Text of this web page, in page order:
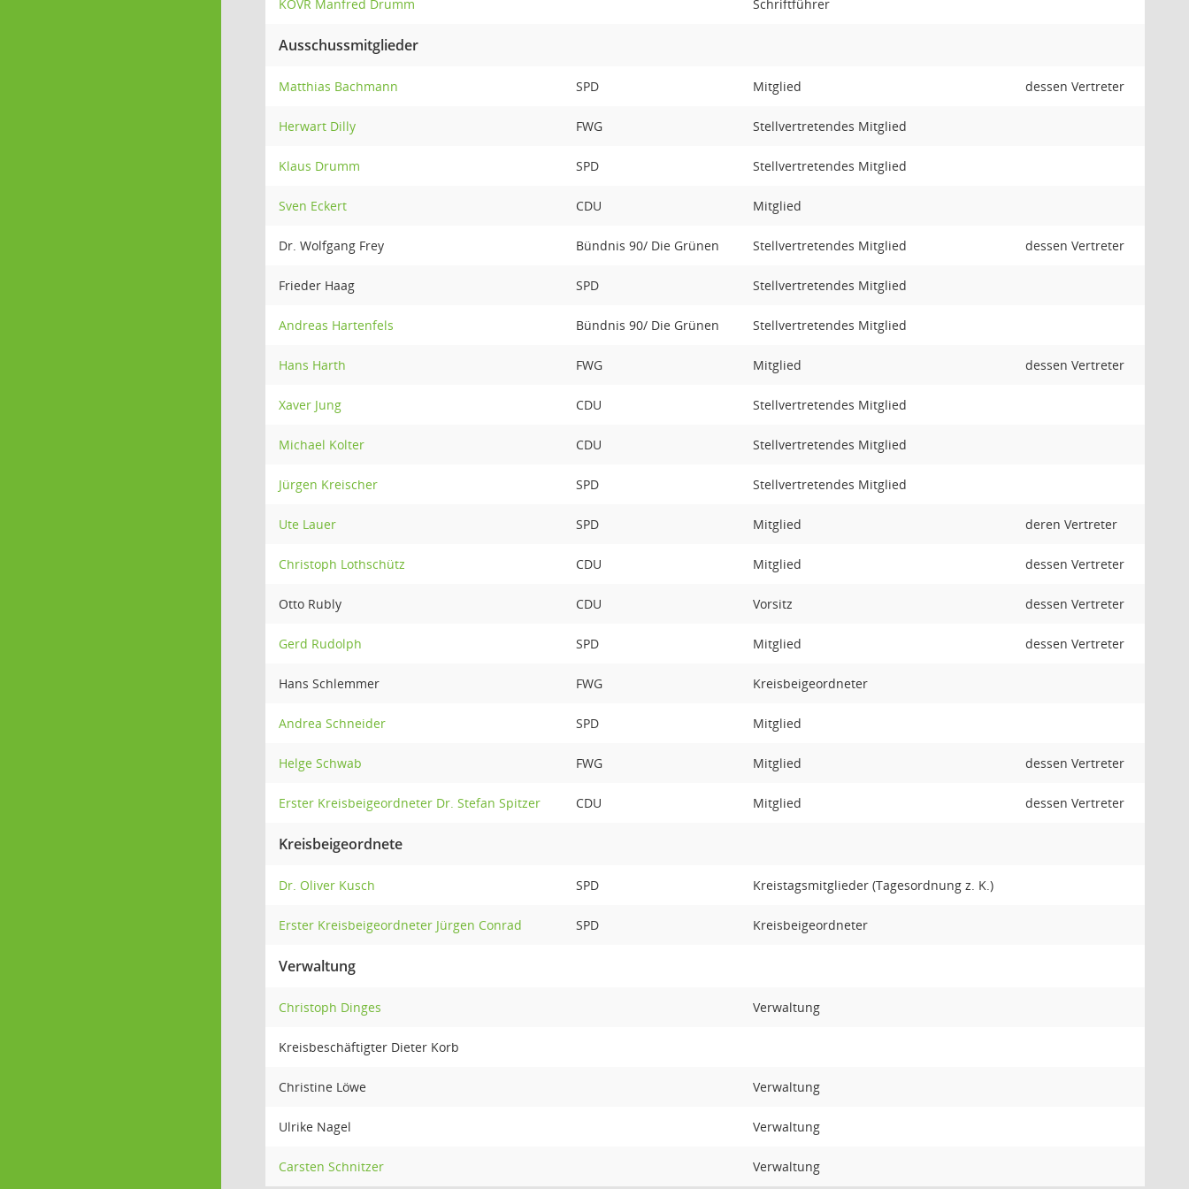
KOVR Manfred Drumm Schriftführer
Ausschussmitglieder
Matthias Bachmann SPD Mitglied dessen Vertreter
Herwart Dilly FWG Stellvertretendes Mitglied
Klaus Drumm SPD Stellvertretendes Mitglied
Sven Eckert CDU Mitglied
Dr. Wolfgang Frey Bündnis 90/ Die Grünen Stellvertretendes Mitglied dessen Vertreter
Frieder Haag SPD Stellvertretendes Mitglied
Andreas Hartenfels Bündnis 90/ Die Grünen Stellvertretendes Mitglied
Hans Harth FWG Mitglied dessen Vertreter
Xaver Jung CDU Stellvertretendes Mitglied
Michael Kolter CDU Stellvertretendes Mitglied
Jürgen Kreischer SPD Stellvertretendes Mitglied
Ute Lauer SPD Mitglied deren Vertreter
Christoph Lothschütz CDU Mitglied dessen Vertreter
Otto Rubly CDU Vorsitz dessen Vertreter
Gerd Rudolph SPD Mitglied dessen Vertreter
Hans Schlemmer FWG Kreisbeigeordneter
Andrea Schneider SPD Mitglied
Helge Schwab FWG Mitglied dessen Vertreter
Erster Kreisbeigeordneter Dr. Stefan Spitzer CDU Mitglied dessen Vertreter
Kreisbeigeordnete
Dr. Oliver Kusch SPD Kreistagsmitglieder (Tagesordnung z. K.)
Erster Kreisbeigeordneter Jürgen Conrad SPD Kreisbeigeordneter
Verwaltung
Christoph Dinges Verwaltung
Kreisbeschäftigter Dieter Korb
Christine Löwe Verwaltung
Ulrike Nagel Verwaltung
Carsten Schnitzer Verwaltung